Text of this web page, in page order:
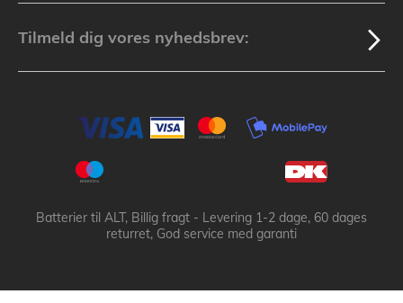
Tilmeld dig vores nyhedsbrev:
Batterier til ALT, Billig fragt - Levering 1-2 dage, 60 dages
returret, God service med garanti